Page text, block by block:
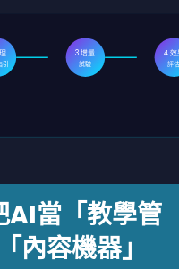
引
3 增量
試驗
4 效
評
當「教學管
內容機器」